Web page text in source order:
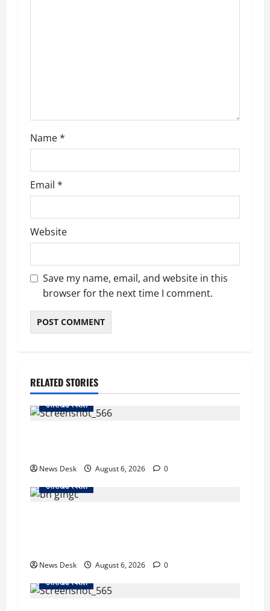
Name*
Email *
Website
Save my name, email, and website in this
browser for the next time I comment.
RELATED STORIES
उत्तराखंड स्पेशल
News Desk August 6, 2026
0
उत्तराखंड स्पेशल
News Desk August 6, 2026
0
उत्तराखंड स्पेशल